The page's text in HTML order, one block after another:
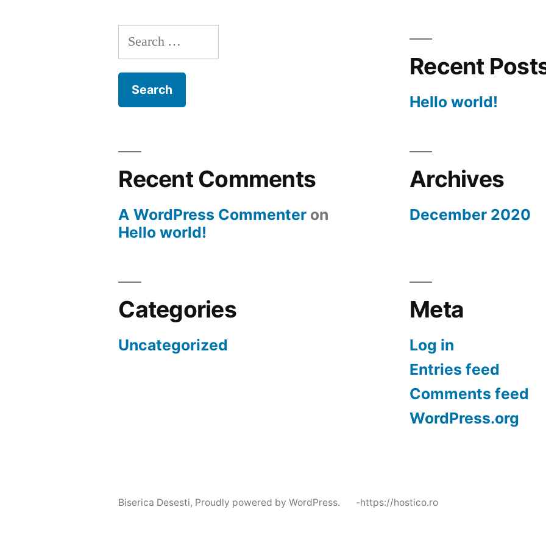
Search
for:
Recent
Hello world!
Recent Comments
A WordPress Commenter on
Hello world!
Archives
December 2020
Categories
Uncategorized
Meta
Log in
Entries feed
Comments feed
WordPress.org
Biserica Desesti, Proudly powered by WordPress. -https://hostico.ro